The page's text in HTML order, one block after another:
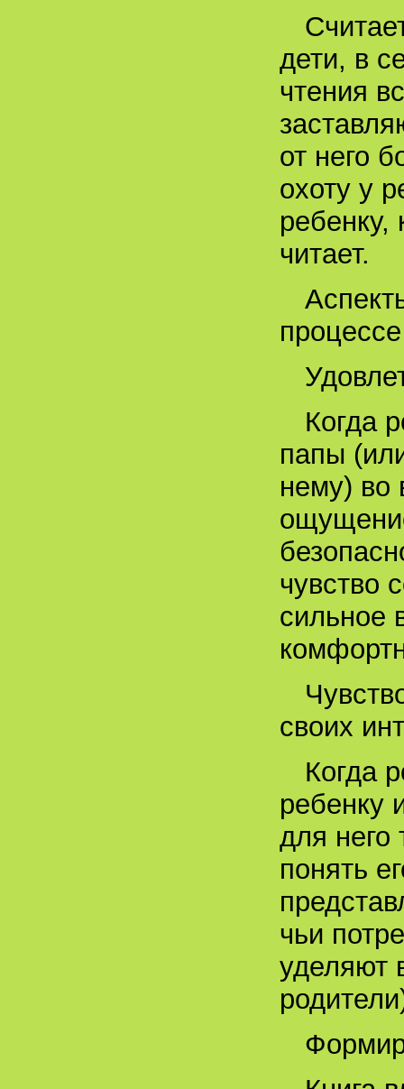
дети, в
чтения
от него
охоту у
ребенку,
читает.
Когда
папы
нему) во
чувство
сильное
своих
Когда
ребенку
для
понять
чьи
уделяют